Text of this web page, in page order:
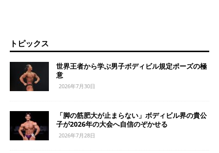
トピックス
世界王者から学ぶ男子ボディビル規定ポーズの極
意
2026年7月30日
「脚の筋肥大が止まらない」ボディビル界の貴公
子が2026年の大会へ自信のぞかせる
2026年7月28日